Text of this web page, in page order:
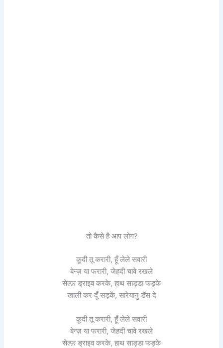
तो कैसे है आप लोग?
कूदी तू करारी, हूँ लेले सवारी
बेन्ज़ या फरारी, जेहदी चावे रखले
सेल्फ़ ड्राइव करके, हाथ साड्डा फड़के
खाली कर दूँ सड़कें, सारेयानु डॅस दे
कूदी तू करारी, हूँ लेले सवारी
बेन्ज़ या फरारी, जेहदी चावे रखले
सेल्फ़ ड्राइव करके, हाथ साड्डा फड़के